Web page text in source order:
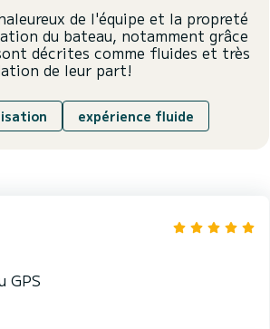
de l'équipe et la propreté
du bateau, notamment grâce
décrites comme fluides et très
de leur part!
expérience fluide
GPS